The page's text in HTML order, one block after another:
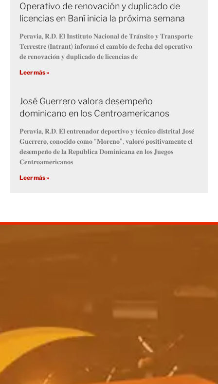
Operativo de renovación y duplicado de
licencias en Baní inicia la próxima semana
𝐏𝐞𝐫𝐚𝐯𝐢𝐚, 𝐑.𝐃. 𝐄𝐥 𝐈𝐧𝐬𝐭𝐢𝐭𝐮𝐭𝐨 𝐍𝐚𝐜𝐢𝐨𝐧𝐚𝐥 𝐝𝐞 𝐓𝐫𝐚́𝐧𝐬𝐢𝐭𝐨 𝐲 𝐓𝐫𝐚𝐧𝐬𝐩𝐨𝐫𝐭𝐞
𝐓𝐞𝐫𝐫𝐞𝐬𝐭𝐫𝐞 (𝐈𝐧𝐭𝐫𝐚𝐧𝐭) 𝐢𝐧𝐟𝐨𝐫𝐦𝐨́ 𝐞𝐥 𝐜𝐚𝐦𝐛𝐢𝐨 𝐝𝐞 𝐟𝐞𝐜𝐡𝐚 𝐝𝐞𝐥 𝐨𝐩𝐞𝐫𝐚𝐭𝐢𝐯𝐨
𝐝𝐞 𝐫𝐞𝐧𝐨𝐯𝐚𝐜𝐢𝐨́𝐧 𝐲 𝐝𝐮𝐩𝐥𝐢𝐜𝐚𝐝𝐨 𝐝𝐞 𝐥𝐢𝐜𝐞𝐧𝐜𝐢𝐚𝐬 𝐝𝐞
Leer más »
José Guerrero valora desempeño
dominicano en los Centroamericanos
𝐏𝐞𝐫𝐚𝐯𝐢𝐚, 𝐑.𝐃. 𝐄𝐥 𝐞𝐧𝐭𝐫𝐞𝐧𝐚𝐝𝐨𝐫 𝐝𝐞𝐩𝐨𝐫𝐭𝐢𝐯𝐨 𝐲 𝐭𝐞́𝐜𝐧𝐢𝐜𝐨 𝐝𝐢𝐬𝐭𝐫𝐢𝐭𝐚𝐥 𝐉𝐨𝐬𝐞́
𝐆𝐮𝐞𝐫𝐫𝐞𝐫𝐨, 𝐜𝐨𝐧𝐨𝐜𝐢𝐝𝐨 𝐜𝐨𝐦𝐨 “𝐌𝐨𝐫𝐞𝐧𝐨”, 𝐯𝐚𝐥𝐨𝐫𝐨́ 𝐩𝐨𝐬𝐢𝐭𝐢𝐯𝐚𝐦𝐞𝐧𝐭𝐞 𝐞𝐥
𝐝𝐞𝐬𝐞𝐦𝐩𝐞𝐧̃𝐨 𝐝𝐞 𝐥𝐚 𝐑𝐞𝐩𝐮́𝐛𝐥𝐢𝐜𝐚 𝐃𝐨𝐦𝐢𝐧𝐢𝐜𝐚𝐧𝐚 𝐞𝐧 𝐥𝐨𝐬 𝐉𝐮𝐞𝐠𝐨𝐬
𝐂𝐞𝐧𝐭𝐫𝐨𝐚𝐦𝐞𝐫𝐢𝐜𝐚𝐧𝐨𝐬
Leer más »